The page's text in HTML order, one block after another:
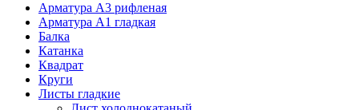
Арматура А3 рифленая
Арматура А1 гладкая
Балка
Катанка
Квадрат
Круги
Листы гладкие